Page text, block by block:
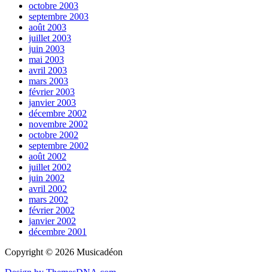
octobre 2003
septembre 2003
août 2003
juillet 2003
juin 2003
mai 2003
avril 2003
mars 2003
février 2003
janvier 2003
décembre 2002
novembre 2002
octobre 2002
septembre 2002
août 2002
juillet 2002
juin 2002
avril 2002
mars 2002
février 2002
janvier 2002
décembre 2001
Copyright © 2026 Musicadéon